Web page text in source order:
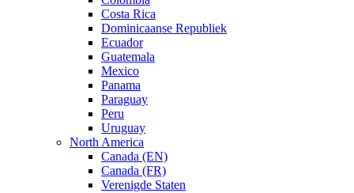
Costa Rica
Dominicaanse Republiek
Ecuador
Guatemala
Mexico
Panama
Paraguay
Peru
Uruguay
North America
Canada (EN)
Canada (FR)
Verenigde Staten